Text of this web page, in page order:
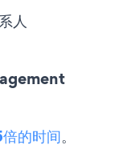
人
的时间。